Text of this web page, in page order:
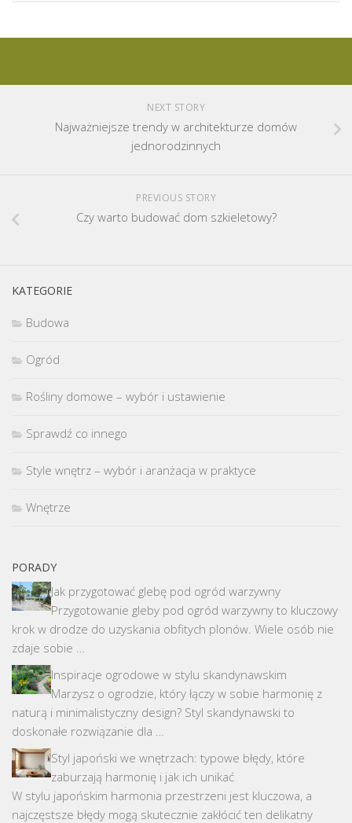
NEXT STORY
Najważniejsze trendy w architekturze domów
jednorodzinnych
PREVIOUS STORY
Czy warto budować dom szkieletowy?
KATEGORIE
Budowa
Ogród
Rośliny domowe – wybór i ustawienie
Sprawdź co innego
Style wnętrz – wybór i aranżacja w praktyce
Wnętrze
PORADY
Jak przygotować glebę pod ogród warzywny
Przygotowanie gleby pod ogród warzywny to kluczowy
krok w drodze do uzyskania obfitych plonów. Wiele osób nie
zdaje sobie …
Inspiracje ogrodowe w stylu skandynawskim
Marzysz o ogrodzie, który łączy w sobie harmonię z
naturą i minimalistyczny design? Styl skandynawski to
doskonałe rozwiązanie dla …
Styl japoński we wnętrzach: typowe błędy, które
zaburzają harmonię i jak ich unikać
W stylu japońskim harmonia przestrzeni jest kluczowa, a
najczęstsze błędy mogą skutecznie zakłócić ten delikatny